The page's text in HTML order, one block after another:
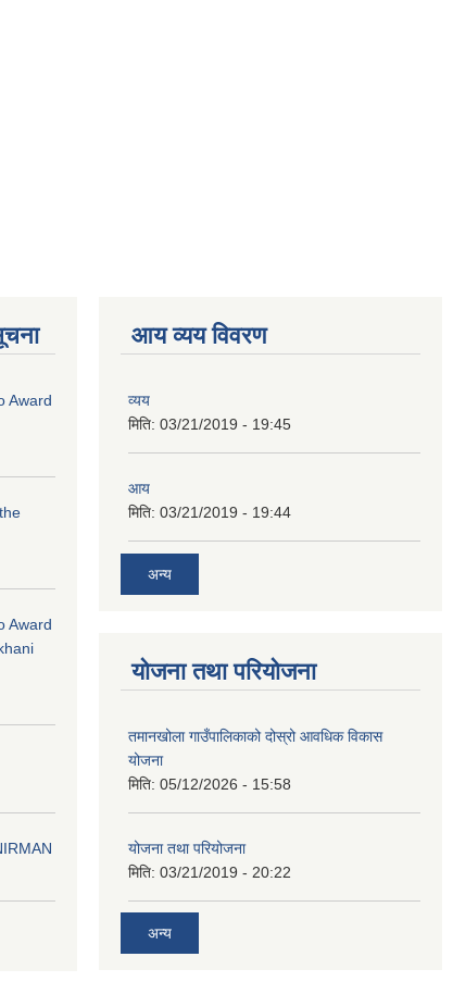
Award
Award
आय व्यय विवरण
व्यय
मिति: 03/21/2019 - 19:45
आय
मिति: 03/21/2019 - 19:44
अन्य
योजना तथा परियोजना
तमानखोला गाउँपालिकाको दोस्रो आवधिक विकास
योजना
मिति: 05/12/2026 - 15:58
योजना तथा परियोजना
मिति: 03/21/2019 - 20:22
अन्य